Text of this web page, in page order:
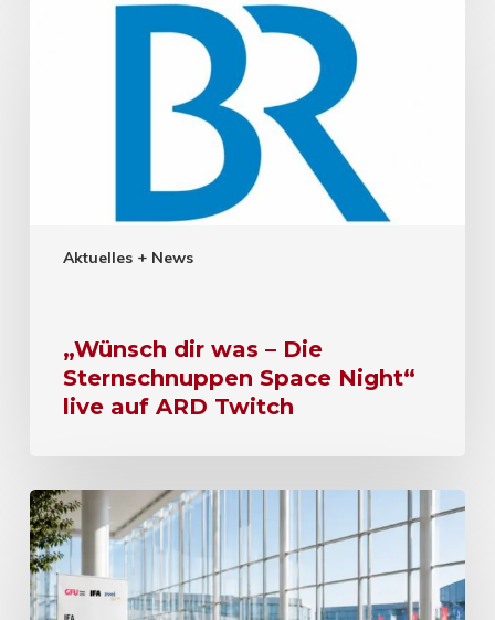
Aktuelles + News
„Wünsch dir was – Die
Sternschnuppen Space Night“
live auf ARD Twitch